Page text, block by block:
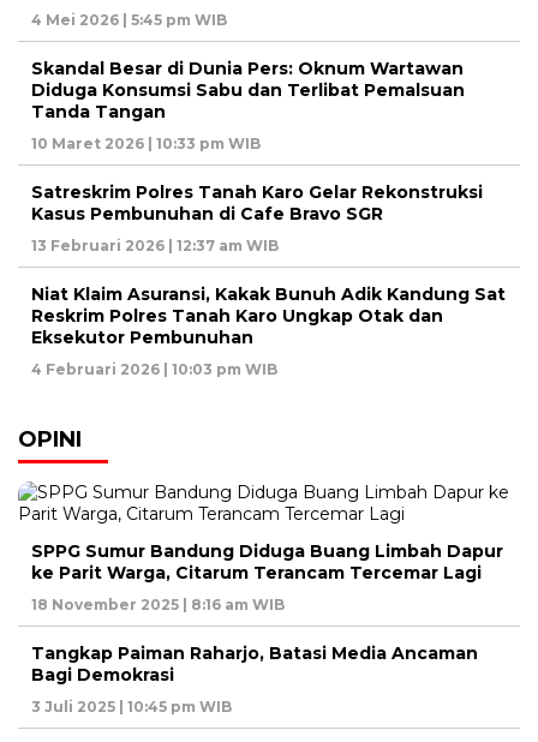
4 Mei 2026 | 5:45 pm WIB
Skandal Besar di Dunia Pers: Oknum Wartawan
Diduga Konsumsi Sabu dan Terlibat Pemalsuan
Tanda Tangan
10 Maret 2026 | 10:33 pm WIB
Satreskrim Polres Tanah Karo Gelar Rekonstruksi
Kasus Pembunuhan di Cafe Bravo SGR
13 Februari 2026 | 12:37 am WIB
Niat Klaim Asuransi, Kakak Bunuh Adik Kandung Sat
Reskrim Polres Tanah Karo Ungkap Otak dan
Eksekutor Pembunuhan
4 Februari 2026 | 10:03 pm WIB
OPINI
SPPG Sumur Bandung Diduga Buang Limbah Dapur
ke Parit Warga, Citarum Terancam Tercemar Lagi
18 November 2025 | 8:16 am WIB
Tangkap Paiman Raharjo, Batasi Media Ancaman
Bagi Demokrasi
3 Juli 2025 | 10:45 pm WIB